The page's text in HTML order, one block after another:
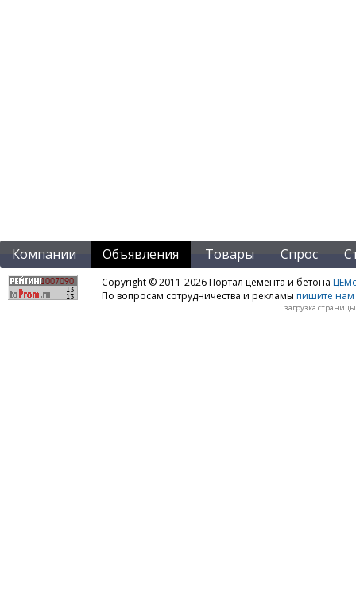
Компании Объявления Товары Спрос
Copyright © 2011-2026 Портал цемента и бетона
По вопросам сотрудничества и рекламы пишите нам
загрузка